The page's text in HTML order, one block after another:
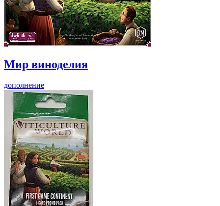
Мир виноделия
дополнение